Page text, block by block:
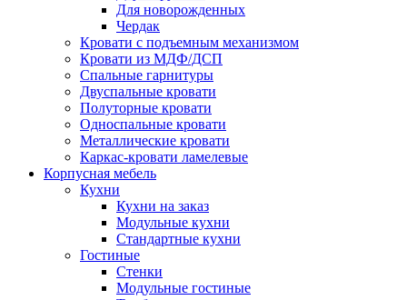
Для новорожденных
Чердак
Кровати с подъемным механизмом
Кровати из МДФ/ДСП
Спальные гарнитуры
Двуспальные кровати
Полуторные кровати
Односпальные кровати
Металлические кровати
Каркас-кровати ламелевые
Корпусная мебель
Кухни
Кухни на заказ
Модульные кухни
Стандартные кухни
Гостиные
Стенки
Модульные гостиные